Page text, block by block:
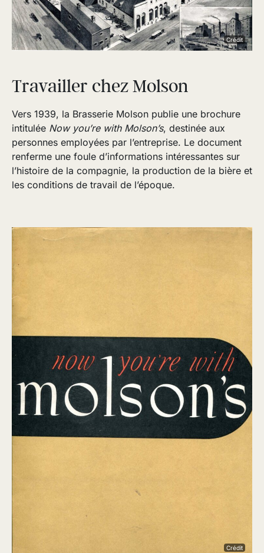
Crédit
Travailler chez Molson
Vers 1939, la Brasserie Molson publie une brochure
intitulée Now you’re with Molson’s, destinée aux
personnes employées par l’entreprise. Le document
renferme une foule d’informations intéressantes sur
l’histoire de la compagnie, la production de la bière et
les conditions de travail de l’époque.
Crédit